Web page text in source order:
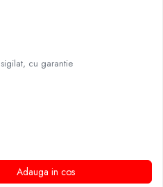
cu garantie
Adauga in cos